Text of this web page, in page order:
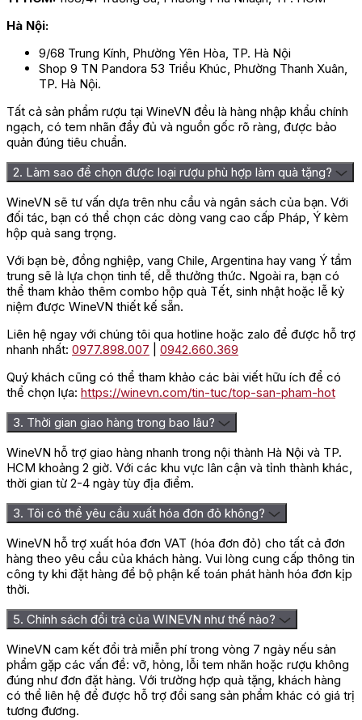
Rượu Vang
Vang có màu trắng thuần khiết, tinh tế nhìn rất cuốn hút khi
được rót ra ly nhưng nếu đựng trong chai rượu vangthì lại có
màu như vàng xanh nên càng khiến cho màu rượu thêm phần
mới lạ, thu hút sự chú ý của các thực khách hơn. Nếu bạn là
người yêu thích sự nhẹ nhàng, lịch sự mà cao cấp thì quả thực
là rất phù hợp với loại rượu này.
Từ sự kết hợp hoàn chỉnh của 3 giống nho đã kiến tạo nên
hương vị đặc sắc, đầy phong phú đến từ mùi nho chín tự nhiên
kết hợp cùng nhiều loại trái cây khác nhau làm cho khoang
miệng của người uống có được sự sảng khoái khó tả khi uống
ngụm rượu đầu tiên. Sự lan tỏa của mùi hương cam, hương táo,
quýt và lê càng khiến cho khoang miệng của bạn trở nên kích
thích hơn.
Dư vị sống động, sảng khoái với mùi thơm của gỗ sồi cùng
chút vị chua nhẹ điển hình của dòng vang trắng và lượng tannin
cân bằng tạo nên điểm nhấn khó quên trong hậu vị người uống.
⇒ Liên hệ mua hàng tạiWINEVNđể đặt mua hàng để được
giá tốt nhất!
Hà Nội:
9/68 Trung Kính, Phường Yên Hòa, TP. Hà Nội
Shop 9 TN Pandora 53 Triều Khúc, Phường Thanh Xuân,
TP. Hà Nội.
Tất cả sản phẩm rượu tại WineVN đều là hàng nhập khẩu chính
ngạch, có tem nhãn đầy đủ và nguồn gốc rõ ràng, được bảo
quản đúng tiêu chuẩn.
2. Làm sao để chọn được loại rượu phù hợp làm quà tặng?
WineVN sẽ tư vấn dựa trên nhu cầu và ngân sách của bạn. Với
đối tác, bạn có thể chọn các dòng vang cao cấp Pháp, Ý kèm
hộp quà sang trọng.
Với bạn bè, đồng nghiệp, vang Chile, Argentina hay vang Ý tầm
trung sẽ là lựa chọn tinh tế, dễ thưởng thức. Ngoài ra, bạn có
thể tham khảo thêm combo hộp quà Tết, sinh nhật hoặc lễ kỷ
niệm được WineVN thiết kế sẵn.
Liên hệ ngay với chúng tôi qua hotline hoặc zalo để được hỗ trợ
nhanh nhất: 0977.898.007
0942.660.369
Quý khách cũng có thể tham khảo các bài viết hữu ích để có
thể chọn lựa: https://winevn.com/tin-tuc/top-san-pham-hot
3. Thời gian giao hàng trong bao lâu?
WineVN hỗ trợ giao hàng nhanh trong nội thành Hà Nội và TP.
HCM khoảng 2 giờ. Với các khu vực lân cận và tỉnh thành khác,
thời gian từ 2-4 ngày tùy địa điểm.
3. Tôi có thể yêu cầu xuất hóa đơn đỏ không?
WineVN hỗ trợ xuất hóa đơn VAT (hóa đơn đỏ) cho tất cả đơn
hàng theo yêu cầu của khách hàng. Vui lòng cung cấp thông tin
công ty khi đặt hàng để bộ phận kế toán phát hành hóa đơn kịp
thời.
5. Chính sách đổi trả của WINEVN như thế nào?
WineVN cam kết đổi trả miễn phí trong vòng 7 ngày nếu sản
phẩm gặp các vấn đề: vỡ, hỏng, lỗi tem nhãn hoặc rượu không
đúng như đơn đặt hàng. Với trường hợp quà tặng, khách hàng
có thể liên hệ để được hỗ trợ đổi sang sản phẩm khác có giá trị
tương đương.